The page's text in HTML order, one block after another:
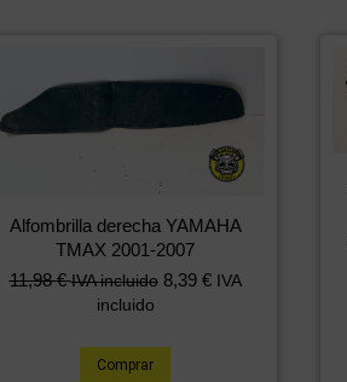
Alfombrilla derecha YAMAHA
TMAX 2001-2007
11,98€ IVA incluido 8,39 € IVA
incluido
Comprar